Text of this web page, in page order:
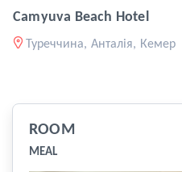
Camyuva Beach Hotel
Туреччина, Анталія, Кемер
ROOM
MEAL